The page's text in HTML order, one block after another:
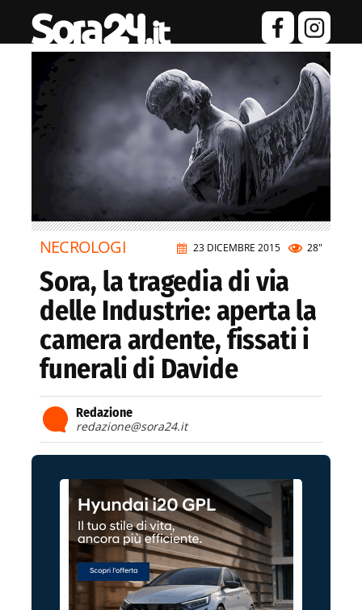
23 DICEMBRE 2015 28"
NECROLOGI
Sora, la tragedia di via
delle Industrie: aperta la
camera ardente, fissati i
funerali di Davide
Redazione
redazione@sora24.it